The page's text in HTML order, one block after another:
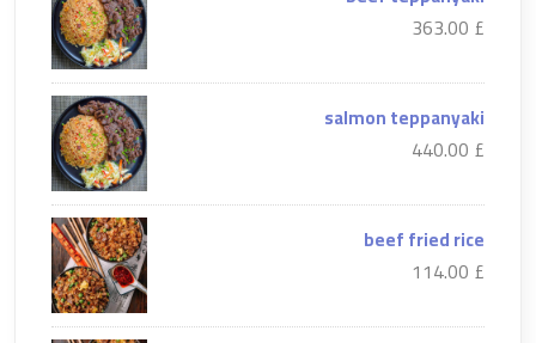
£ 363.00
salmon teppanyaki
£ 440.00
beef fried rice
£ 114.00